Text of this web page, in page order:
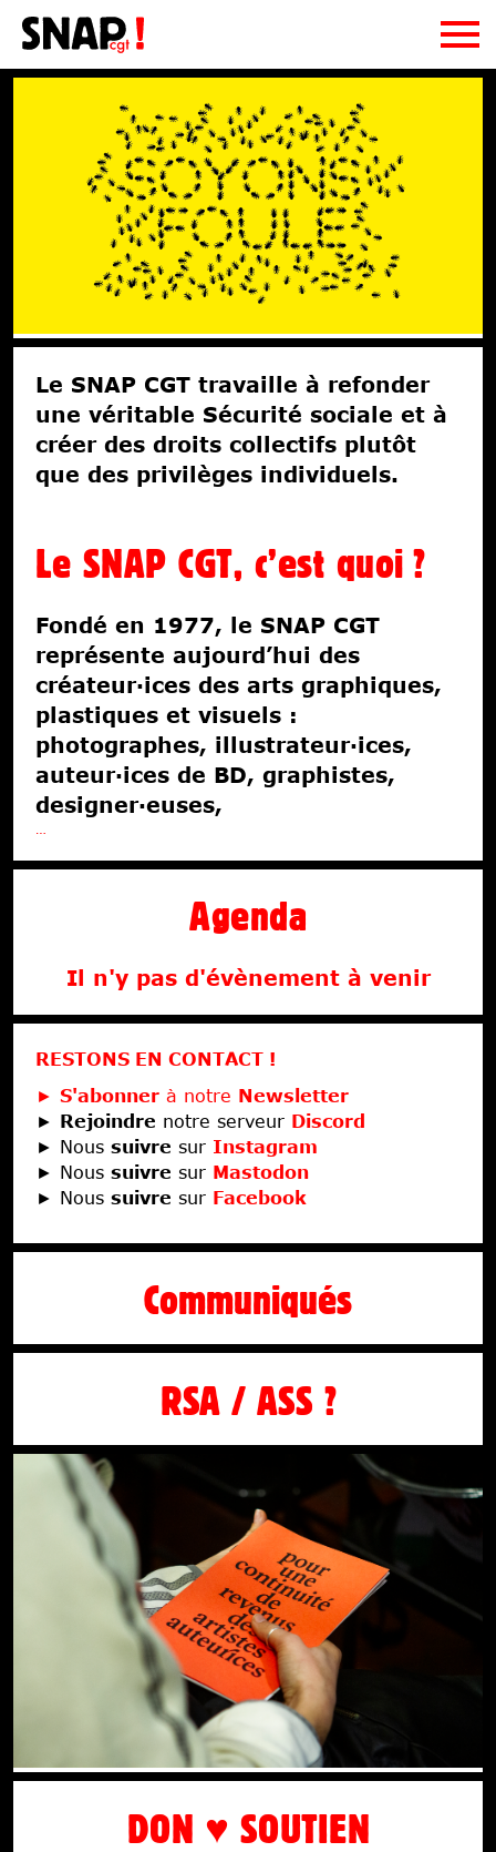
Le SNAP CGT
le SNAP CGT, c'est quoi ?
On fait quoi ?
La CE et le Bureau
Syndi-quoi ?
Adhésion
Ressources
Publications
Podcasts
Document d'orientation
Liens utiles
Archives
Newsletter
Actualités
Communiqués
Droits sociaux
Droits d’auteurs
Solidarités
Libertés
Ateliers
Écoles d’art
Le SNAP CGT travaille à refonder
une véritable Sécurité sociale et à
créer des droits collectifs plutôt
que des privilèges individuels.
Le SNAP CGT, c’est quoi ?
Fondé en 1977, le SNAP CGT
représente aujourd’hui des
créateur·ices des arts graphiques,
plastiques et visuels :
photographes, illustrateur·ices,
auteur·ices de BD, graphistes,
designer·euses,
…
Agenda
Il n'y pas d'évènement à venir
RESTONS EN CONTACT !
► S'abonner à notre Newsletter
► Rejoindre notre serveur Discord
► Nous suivre sur Instagram
► Nous suivre sur Mastodon
► Nous suivre sur Facebook
Communiqués
RSA / ASS ?
DON ♥ SOUTIEN